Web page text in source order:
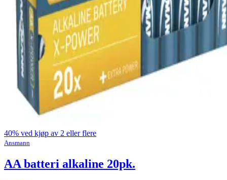
40% ved kjøp av 2 eller flere
Ansmann
AA batteri alkaline 20pk.